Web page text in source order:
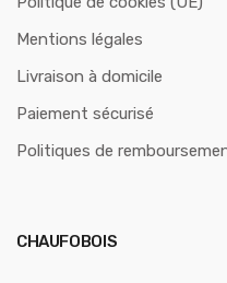
Mentions légales
Livraison à domicile
Paiement sécurisé
Politiques de
CHAUFOBOIS